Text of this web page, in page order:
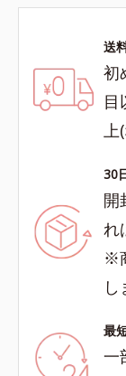
送
初
目
上
30
開
れ
※
し
最
一